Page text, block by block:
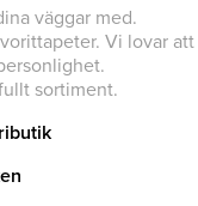
väggar med.
Vi lovar
sortiment.